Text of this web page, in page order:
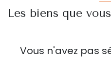
Les biens que
Vous n'avez pas